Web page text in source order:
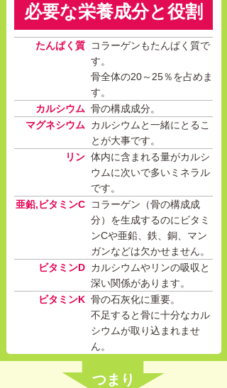
必要な栄養成分と役割
たんぱく質
コラーゲンもたんぱく質で
す。
骨全体の20～25％を占めま
す。
カルシウム 骨の構成成分。
マグネシウム
カルシウムと一緒にとるこ
とが大事です。
リン 体内に含まれる量がカルシ
ウムに次いで多いミネラル
です。
亜鉛,ビタミンC
コラーゲン（骨の構成成
分）を生成するのにビタミ
ンCや亜鉛、鉄、銅、マン
ガンなどは欠かせません。
ビタミンD カルシウムやリンの吸収と
深い関係があります。
ビタミンK 骨の石灰化に重要。
不足すると骨に十分なカル
シウムが取り込まれませ
ん。
つまり